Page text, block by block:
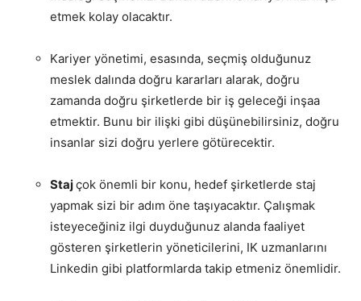
etmek kolay olacaktır.
Kariyer yönetimi, esasında, seçmiş olduğunuz
meslek dalında doğru kararları alarak, doğru
zamanda doğru şirketlerde bir iş geleceği inşaa
etmektir. Bunu bir ilişki gibi düşünebilirsiniz, doğru
insanlar sizi doğru yerlere götürecektir.
Stajçok önemli bir konu, hedef şirketlerde staj
yapmak sizi bir adım öne taşıyacaktır. Çalışmak
isteyeceğiniz ilgi duyduğunuz alanda faaliyet
gösteren şirketlerin yöneticilerini, IK uzmanlarını
Linkedin gibi platformlarda takip etmeniz önemlidir.